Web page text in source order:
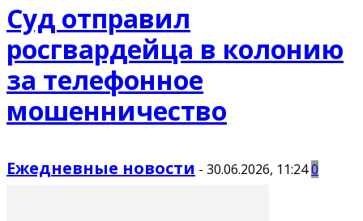
Суд отправил
росгвардейца в колонию
за телефонное
мошенничество
Ежедневные новости - 30.06.2026, 11:240